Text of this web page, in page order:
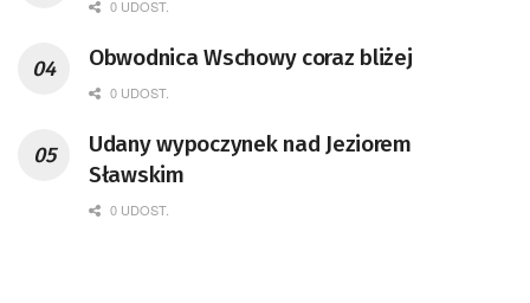
0 UDOST.
Obwodnica Wschowy coraz bliżej
0 UDOST.
Udany wypoczynek nad Jeziorem
Sławskim
0 UDOST.